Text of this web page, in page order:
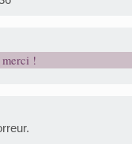
merci !